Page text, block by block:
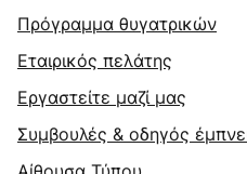
Πρόγραμμα θυγατρικών
Εταιρικός πελάτης
Εργαστείτε μαζί μας
Συμβουλές & οδηγός